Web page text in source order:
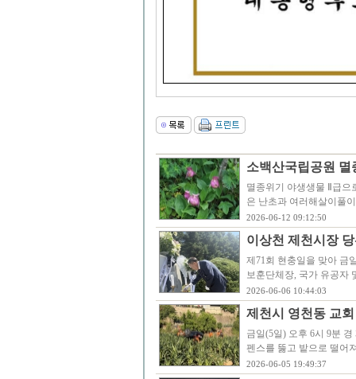
소백산국립공원 멸
멸종위기 야생생물 Ⅱ급
은 난초과 여러해살이풀
2026-06-12 09:12:50
이상천 제천시장
제71회 현충일을 맞아 금
보훈단체장, 국가 유공자
2026-06-06 10:44:03
제천시 영천동 교
금일(5일) 오후 6시 9분
펜스를 뚫고 밭으로 떨어
2026-06-05 19:49:37